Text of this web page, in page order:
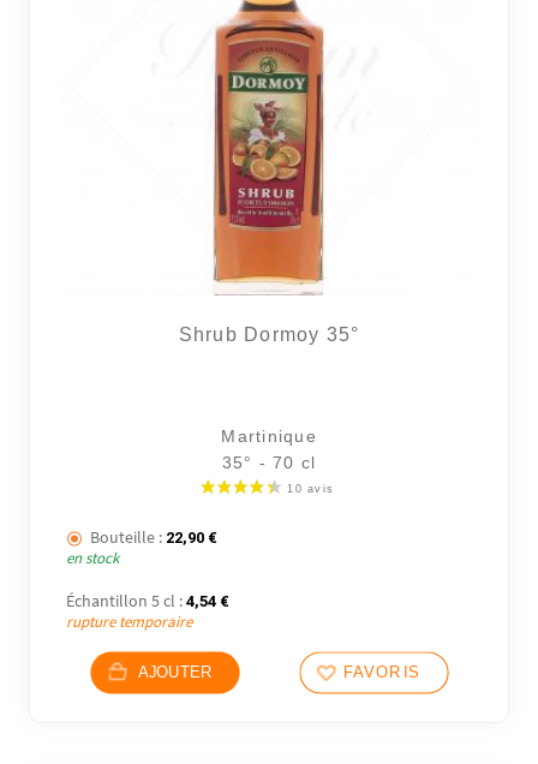
Shrub Dormoy 35°
Martinique
35° - 70 cl
Bouteille : 22,90 €
en stock
Échantillon 5 cl : 4,54 €
rupture temporaire
AJOUTER FAVORIS